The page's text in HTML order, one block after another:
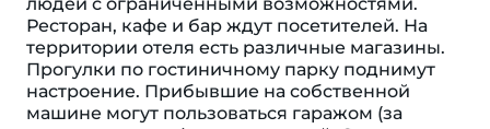
Ресторан, кафе и бар ждут посетителей. На
территории отеля есть различные магазины.
Прогулки по гостиничному парку поднимут
настроение. Прибывшие на собственной
машине могут пользоваться гаражом (за